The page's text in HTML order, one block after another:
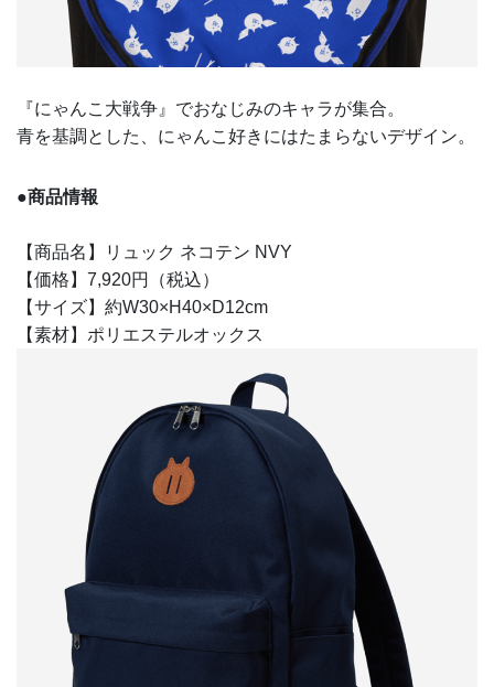
『にゃんこ大戦争』でおなじみのキャラが集合。
青を基調とした、にゃんこ好きにはたまらないデザイン。
●商品情報
【商品名】リュック ネコテン NVY
【価格】7,920円（税込）
【サイズ】約W30×H40×D12cm
【素材】ポリエステルオックス